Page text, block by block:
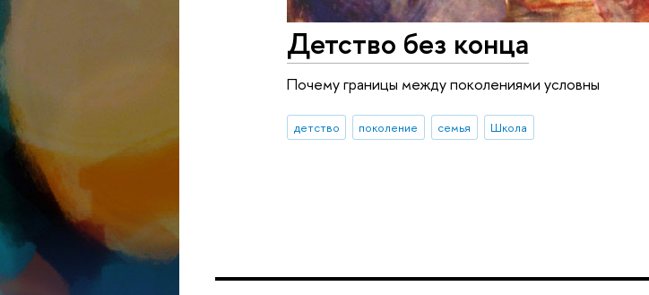
Детство без конца
Почему границы между поколениями условны
детство поколение семья Школа